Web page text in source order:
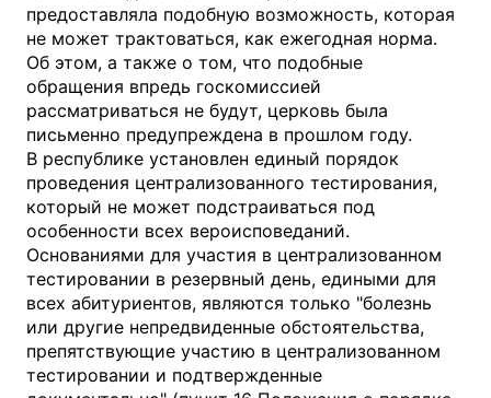
предоставляла подобную возможность, которая
не может трактоваться, как ежегодная норма.
Об этом, а также о том, что подобные
обращения впредь госкомиссией
рассматриваться не будут, церковь была
письменно предупреждена в прошлом году.
В республике установлен единый порядок
проведения централизованного тестирования,
который не может подстраиваться под
особенности всех вероисповеданий.
Основаниями для участия в централизованном
тестировании в резервный день, едиными для
всех абитуриентов, являются только "болезнь
или другие непредвиденные обстоятельства,
препятствующие участию в централизованном
тестировании и подтвержденные